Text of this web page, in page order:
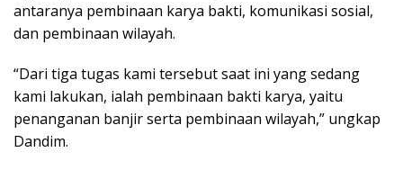
antaranya pembinaan karya bakti, komunikasi sosial,
dan pembinaan wilayah.
“Dari tiga tugas kami tersebut saat ini yang sedang
kami lakukan, ialah pembinaan bakti karya, yaitu
penanganan banjir serta pembinaan wilayah,” ungkap
Dandim.